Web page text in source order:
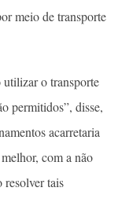
meio de transporte
utilizar o transporte
permitidos”, disse,
acarretaria
com a não
resolver tais